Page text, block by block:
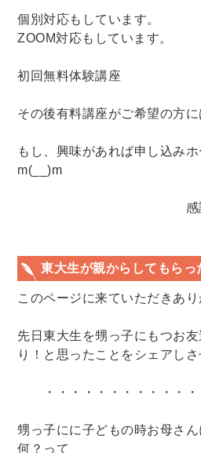
個別対応もしています。
ZOOM対応もしています。
初回無料体験講座
その後有料講座がご希望の方に
もし、興味があれば申し込み
m(__)m
感謝と共に
東大生が親からしてもらっ
このページに来ていただきあり
先日東大生を甥っ子にもつお
り！と思ったことをシェアしさ
・・・・・・・・・・・・
甥っ子にに子どもの時お母さ
何？って